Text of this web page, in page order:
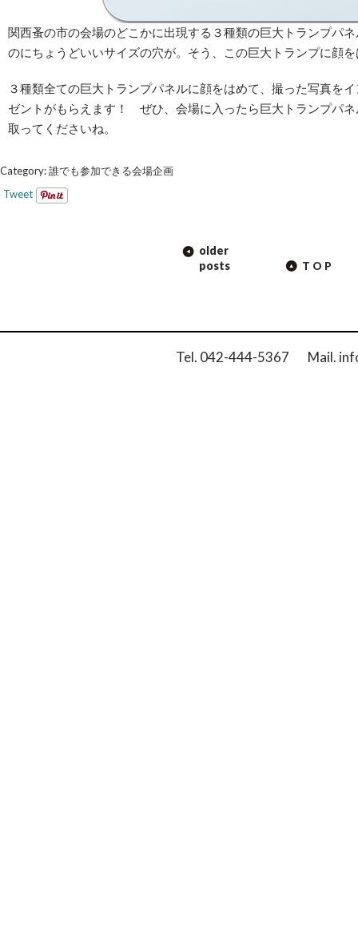
関西蚤の市の会場のどこかに出現する３種類の巨大トランプパ
のにちょうどいいサイズの穴が。そう、この巨大トランプに顔
３種類全ての巨大トランプパネルに顔をはめて、撮った写真を
ゼントがもらえます！ ぜひ、会場に入ったら巨大トランプパ
取ってくださいね。
Category:誰でも参加できる会場企画
Tweet
older
posts
TOP
Tel. 042-444-5367 Mail.